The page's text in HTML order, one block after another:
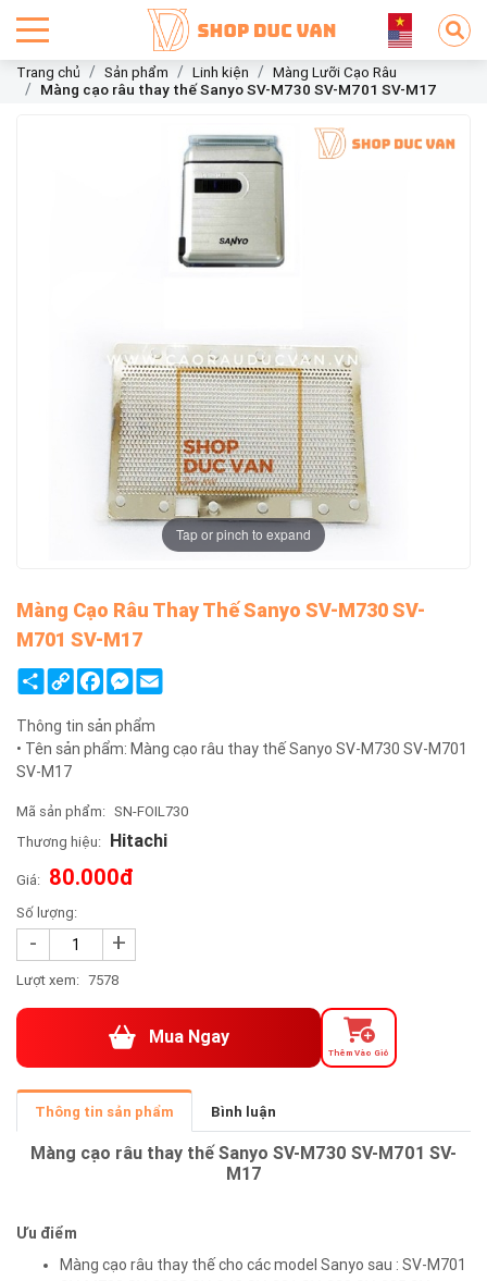
Trang chủ Sản phẩm Linh kiện
Màng Lưỡi Cạo Râu
Màng cạo râu thay thế Sanyo SV-M730 SV-M701 SV-M17
Tap or pinch to expand
Màng Cạo Râu Thay Thế Sanyo SV-M730 SV-
M701 SV-M17
ShareCopy
Link
FacebookMessenger
Email
Thông tin sản phẩm
• Tên sản phẩm: Màng cạo râu thay thế Sanyo SV-M730 SV-M701
SV-M17
Mã sản phẩm: SN-FOIL730
Thương hiệu: Hitachi
Giá: 80.000đ
Số lượng:
- +
Lượt xem: 7578
Mua Ngay
Thêm Vào Giỏ
Thông tin sản phẩm Bình luận
Màng cạo râu thay thế Sanyo SV-M730 SV-M701 SV-
M17
Ưu điểm
Màng cạo râu thay thế cho các model Sanyo sau : SV-M701